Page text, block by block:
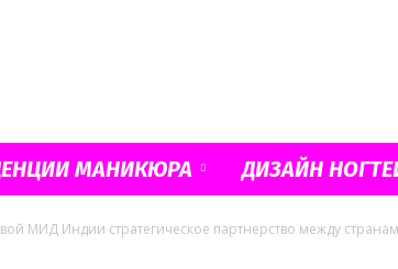
МАНИКЮРА ДИЗАЙН
МИД Индии стратегическое партнерство между